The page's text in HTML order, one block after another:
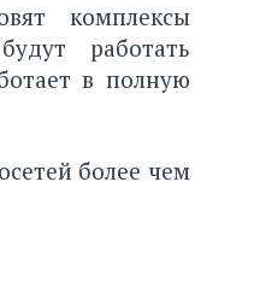
комплексы
работать
в полную
более чем